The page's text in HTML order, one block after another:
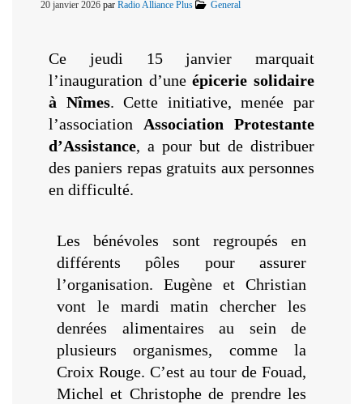
20 janvier 2026 par Radio Alliance Plus General
Ce jeudi 15 janvier marquait
l’inauguration d’uneépicerie solidaire
à Nîmes. Cette initiative, menée par
l’association Association Protestante
d’Assistance, a pour but de distribuer
des paniers repas gratuits aux personnes
en difficulté.
Les bénévoles sont regroupés en
différents pôles pour assurer
l’organisation. Eugène et Christian
vont le mardi matin chercher les
denrées alimentaires au sein de
plusieurs organismes, comme la
Croix Rouge. C’est au tour de Fouad,
Michel et Christophe de prendre les